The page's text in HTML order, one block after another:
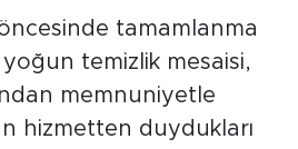
tamamlanma
temizlik mesaisi,
memnuniyetle
hizmetten duydukları